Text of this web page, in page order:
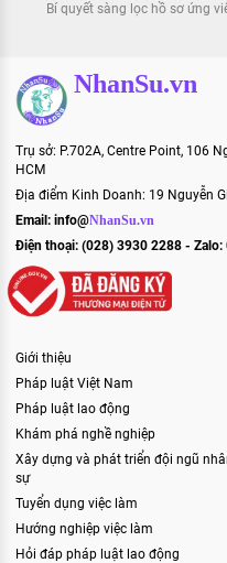
Bí quyết sàng lọc hồ sơ ứng
NhanSu.vn
Trụ sở: P.702A, Centre Point, 106
HCM
Địa điểm Kinh Doanh: 19 Nguyễn
Email: info@NhanSu.vn
Điện thoại: (028) 3930 2288 -
Giới thiệu
Pháp luật Việt Nam
Pháp luật lao động
Khám phá nghề nghiệp
Xây dựng và phát triển đội ngũ
sự
Tuyển dụng việc làm
Hướng nghiệp việc làm
Hỏi đáp pháp luật lao động